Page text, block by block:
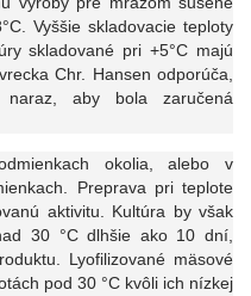
Vyššie skladovacie teploty
skladované pri +5°C majú
Chr. Hansen odporúča,
aby bola zaručená
okolia, alebo v
Preprava pri teplote
aktivitu. Kultúra by však
30 °C dlhšie ako 10 dní,
Lyofilizované mäsové
pod 30 °C kvôli ich nízkej